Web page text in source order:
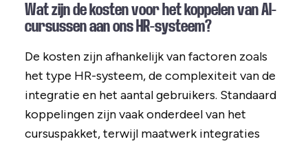
Wat zijn de kosten voor het koppelen van AI-
cursussen aan ons HR-systeem?
De kosten zijn afhankelijk van factoren zoals
het type HR-systeem, de complexiteit van de
integratie en het aantal gebruikers. Standaard
koppelingen zijn vaak onderdeel van het
cursuspakket, terwijl maatwerk integraties